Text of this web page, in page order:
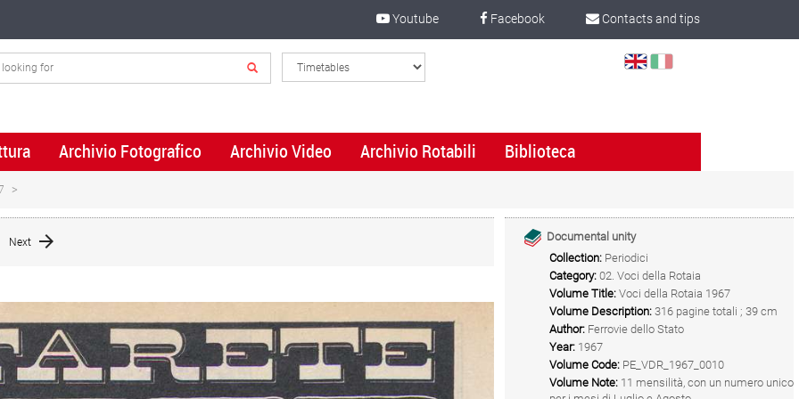
Contacts and tips
Facebook
Youtube
Select
Archivio Fotografico Archivio Video Archivio Rotabili Biblioteca
Next
Documental unity
Collection: Periodici
Category: 02. Voci della Rotaia
Volume Title: Voci della Rotaia 1967
Volume Description: 316 pagine totali ; 39 cm
Author: Ferrovie dello Stato
Year: 1967
Volume Code: PE_VDR_1967_0010
Volume Note: 11 mensilità, con un numero unico